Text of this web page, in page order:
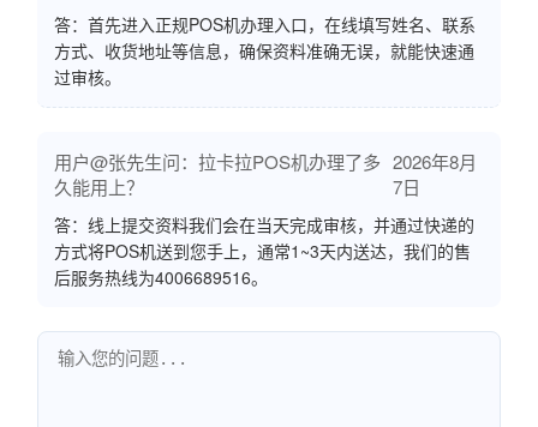
答：首先进入正规POS机办理入口，在线填写姓名、联系
方式、收货地址等信息，确保资料准确无误，就能快速通
过审核。
用户@张先生问：拉卡拉POS机办理了多
久能用上？
2026年8月
7日
答：线上提交资料我们会在当天完成审核，并通过快递的
方式将POS机送到您手上，通常1~3天内送达，我们的售
后服务热线为4006689516。